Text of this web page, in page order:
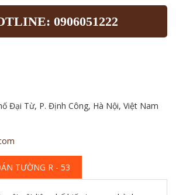
0906051222
Đại Từ, P. Định Công, Hà Nội, Việt Nam
TƯỜNG R - 53